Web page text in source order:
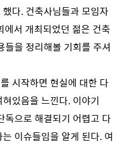
다. 건축사님들과 모임자
에서 개최되었던 젊은 건축
을 정리해볼 기회를 주셔
시작하면 현실에 대한 다
있음을 느낀다. 이야기
독으로 해결되기 어렵고 다
이슈들임을 알게 된다. 여